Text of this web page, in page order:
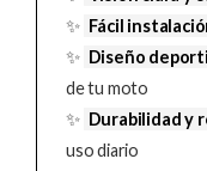
✨ Fácil
✨ Diseño
de tu moto
✨ Durabilidad y
uso diario